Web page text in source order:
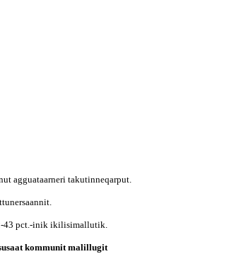
agguataarneri takutinneqarput.
43 pct.-inik ikilisimallutik.
kommunit malillugit